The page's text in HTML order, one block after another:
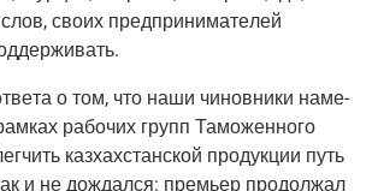
сво­их пред­при­ни­ма­те­лей
о том, что наши чинов­ни­ки наме­
рабо­чих групп Тамо­жен­но­го
каз­хах­стан­ской про­дук­ции путь
и не дождал­ся: пре­мьер про­дол­жал